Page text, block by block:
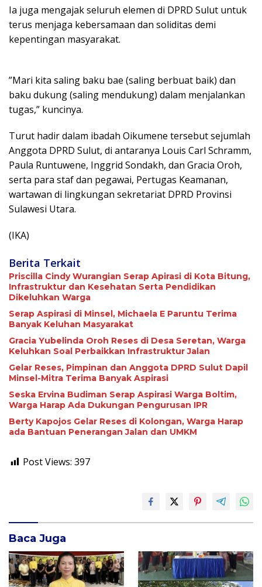
Ia juga mengajak seluruh elemen di DPRD Sulut untuk
terus menjaga kebersamaan dan soliditas demi
kepentingan masyarakat.
”Mari kita saling baku bae (saling berbuat baik) dan
baku dukung (saling mendukung) dalam menjalankan
tugas,” kuncinya.
Turut hadir dalam ibadah Oikumene tersebut sejumlah
Anggota DPRD Sulut, di antaranya Louis Carl Schramm,
Paula Runtuwene, Inggrid Sondakh, dan Gracia Oroh,
serta para staf dan pegawai, Pertugas Keamanan,
wartawan di lingkungan sekretariat DPRD Provinsi
Sulawesi Utara.
(IKA)
Berita Terkait
Priscilla Cindy Wurangian Serap Apirasi di Kota Bitung,
Infrastruktur dan Kesehatan Serta Pendidikan
Dikeluhkan Warga
Serap Aspirasi di Minsel, Michaela E Paruntu Terima
Banyak Keluhan Masyarakat
Gracia Yubelinda Oroh Reses di Desa Seretan, Warga
Keluhkan Soal Perbaikkan Infrastruktur Jalan
Gelar Reses, Pimpinan dan Anggota DPRD Sulut Dapil
Minsel-Mitra Terima Banyak Aspirasi
Seska Ervina Budiman Serap Aspirasi Warga Boltim,
Warga Harap Ada Dukungan Pengurusan IPR
Berty Kapojos Gelar Reses di Kolongan, Warga Harap
ada Bantuan Penerangan Jalan dan UMKM
Post Views: 397
Baca Juga